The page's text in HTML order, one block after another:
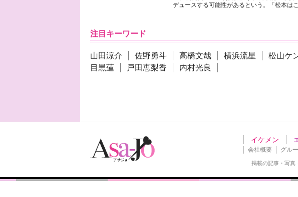
デュースする可能性があるという。「松本は
注目キーワード
山田涼介 佐野勇斗 高橋文哉 横浜流星 松山ケ
目黒蓮
戸田恵梨香 内村光良
イケメン
会社概要 グル
掲載の記事・写真